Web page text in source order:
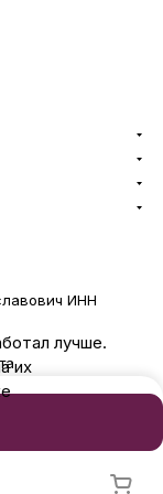
ИНН
лучше.
их